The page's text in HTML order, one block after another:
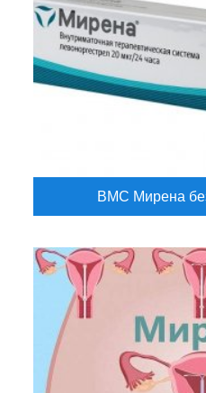
ВМС Мирена